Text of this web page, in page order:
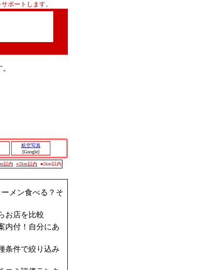
ポートします。
航空写真
[Google]
以内 ○2km以内 ●5km以内
メン食べる？そ
お店を比較
内付！自分にあ
条件で絞り込み